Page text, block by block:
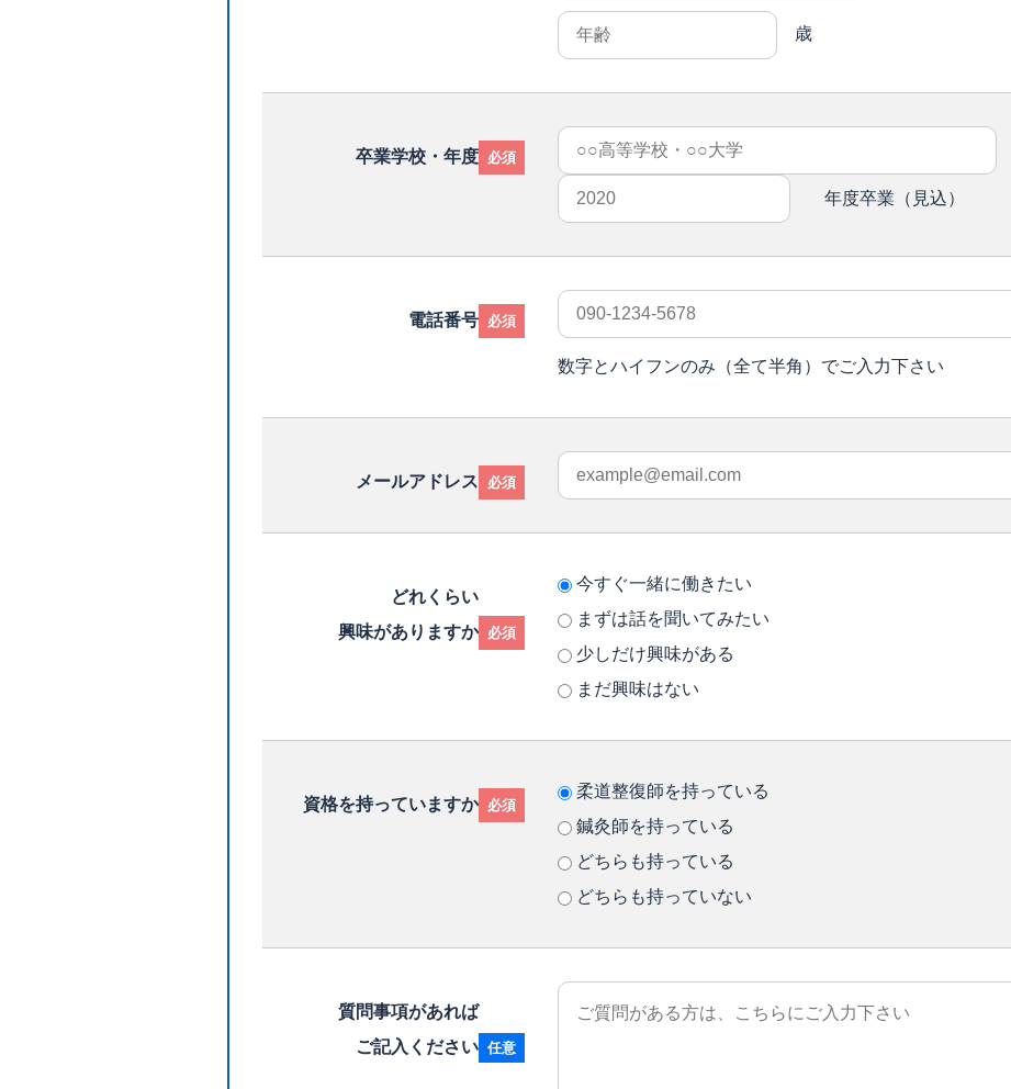
歳
卒業学校・年度 必須
年度卒業（見込）
電話番号 必須
数字とハイフンのみ（全て半角）でご入力下さい
メールアドレス 必須
どれくらい
興味がありますか
必須
今すぐ一緒に働きたい
まずは話を聞いてみたい
少しだけ興味がある
まだ興味はない
資格を持っていますか 必須
柔道整復師を持っている
鍼灸師を持っている
どちらも持っている
どちらも持っていない
質問事項があれば
ご記入ください 任意